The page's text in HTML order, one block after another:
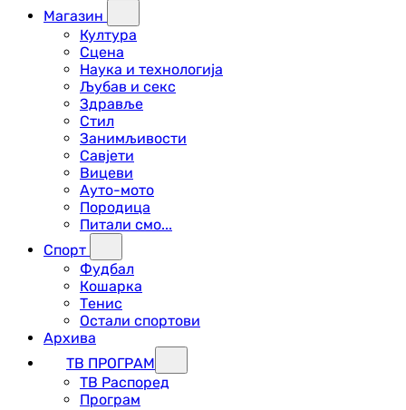
Магазин
Култура
Сцена
Наука и технологија
Љубав и секс
Здравље
Стил
Занимљивости
Савјети
Вицеви
Ауто-мото
Породица
Питали смо...
Спорт
Фудбал
Кошарка
Тенис
Остали спортови
Архива
ТВ ПРОГРАМ
ТВ Распоред
Програм